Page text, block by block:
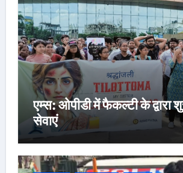
एम्स: ओपीडी में फैकल्टी के द्वारा
सेवाएं